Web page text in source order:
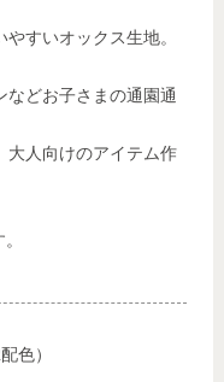
すいオックス生地。
などお子さまの通園通
大人向けのアイテム作
色）